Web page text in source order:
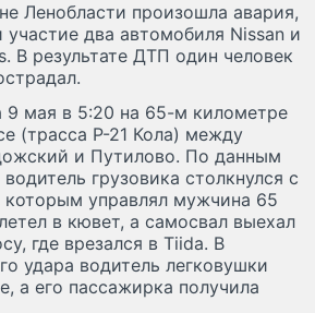
Ленобласти произошла авария,
участие два автомобиля Nissan и
В результате ДТП один человек
9 мая в 5:20 на 65-м километре
(трасса Р-21 Кола) между
и Путилово. По данным
грузовика столкнулся с
которым управлял мужчина 65
в кювет, а самосвал выехал
где врезался в Tiida. В
удара водитель легковушки
а его пассажирка получила